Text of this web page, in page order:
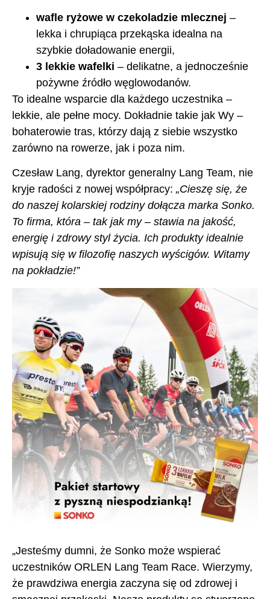
wafle ryżowe w czekoladzie mlecznej –
lekka i chrupiąca przekąska idealna na
szybkie doładowanie energii,
3 lekkie wafelki – delikatne, a jednocześnie
pożywne źródło węglowodanów.
To idealne wsparcie dla każdego uczestnika –
lekkie, ale pełne mocy. Dokładnie takie jak Wy –
bohaterowie tras, którzy dają z siebie wszystko
zarówno na rowerze, jak i poza nim.
Czesław Lang, dyrektor generalny Lang Team, nie
kryje radości z nowej współpracy: „Cieszę się, że
do naszej kolarskiej rodziny dołącza marka Sonko.
To firma, która – tak jak my – stawia na jakość,
energię i zdrowy styl życia. Ich produkty idealnie
wpisują się w filozofię naszych wyścigów. Witamy
na pokładzie!”
„Jesteśmy dumni, że Sonko może wspierać
uczestników ORLEN Lang Team Race. Wierzymy,
że prawdziwa energia zaczyna się od zdrowej i